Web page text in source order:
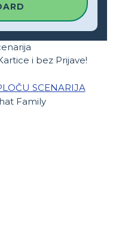
i bez Prijave!
SCENARIJA